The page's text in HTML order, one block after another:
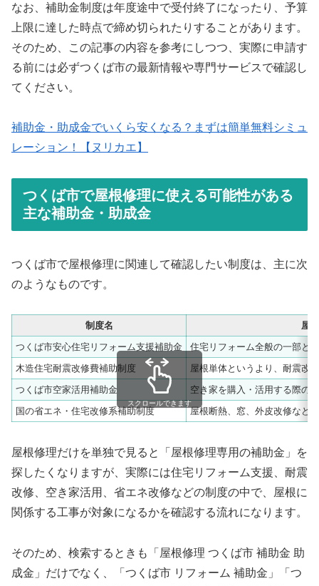
なお、補助金制度は年度途中で受付終了になったり、予算
上限に達した時点で締め切られたりすることがあります。
そのため、この記事の内容を参考にしつつ、実際に申請す
る前には必ずつくば市の最新情報や専門サービスで確認し
てください。
補助金・助成金でいくら安くなる？まずは簡単無料シミュ
レーション！【ヌリカエ】
つくば市で屋根修理に使える可能性がある
主な補助金・助成金
つくば市で屋根修理に関連して確認したい制度は、主に次
のようなものです。
制度名
屋
つくば市安心住宅リフォーム支援補助金
住宅リフォーム全般の一部と
木造住宅耐震改修費補助制度
屋根単体というより、耐震改
つくば市空家活用補助金
空き家を購入・活用する際の
国の省エネ・住宅改修系補助制度
屋根断熱、窓、外皮改修など
スクロールできます
屋根修理だけを単独で見ると「屋根修理専用の補助金」を
探したくなりますが、実際には住宅リフォーム支援、耐震
改修、空き家活用、省エネ改修などの制度の中で、屋根に
関係する工事が対象になるかを確認する流れになります。
そのため、検索するときも「屋根修理 つくば市 補助金 助
成金」だけでなく、「つくば市 リフォーム 補助金」「つ